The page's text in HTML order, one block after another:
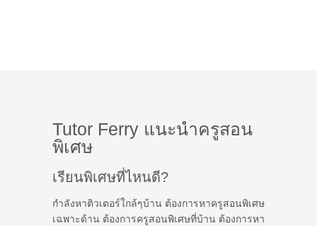
Tutor Ferry แนะนำครูสอน
พิเศษ
เรียนพิเศษที่ไหนดี?
กำลังหาติวเตอร์ใกล้ๆบ้าน ต้องการหาครูสอนพิเศษ
เฉพาะด้าน ต้องการครูสอนพิเศษที่บ้าน ต้องการหา